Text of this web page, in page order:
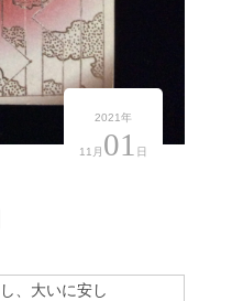
2021年
11月 01 日
、大いに安し